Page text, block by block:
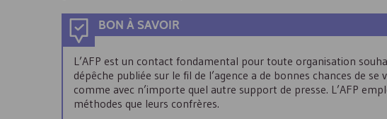
BON À SAVOIR
L’AFP est un contact fondamental pour toute organisation
dépêche publiée sur le fil de l’agence a de bonnes chances de
comme avec n’importe quel autre support de presse. L’AFP
méthodes que leurs confrères.